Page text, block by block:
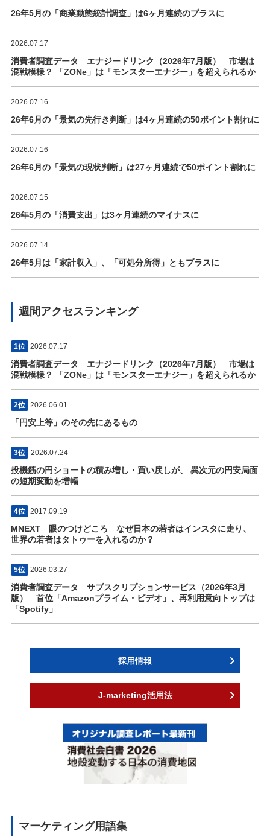
26年5月の「商業動態統計調査」は6ヶ月連続のプラスに
2026.07.17
消費者調査データ エナジードリンク（2026年7月版） 市場は
混戦模様？ 「ZONe」は「モンスターエナジー」を超えられるか
2026.07.16
26年6月の「景気の先行き判断」は4ヶ月連続の50ポイント割れに
2026.07.16
26年6月の「景気の現状判断」は27ヶ月連続で50ポイント割れに
2026.07.15
26年5月の「消費支出」は3ヶ月連続のマイナスに
2026.07.14
26年5月は「家計収入」、「可処分所得」ともプラスに
週間アクセスランキング
1位 2026.07.17
消費者調査データ エナジードリンク（2026年7月版） 市場は
混戦模様？ 「ZONe」は「モンスターエナジー」を超えられるか
2位 2026.06.01
「円安上等」のその先にあるもの
3位 2026.07.24
投機筋の円ショートの積み増し・買い戻しが、 異次元の円安局面
の短期変動を増幅
4位 2017.09.19
MNEXT 眼のつけどころ なぜ日本の若者はインスタに走り、
世界の若者はタトゥーを入れるのか？
5位 2026.03.27
消費者調査データ サブスクリプションサービス（2026年3月
版） 首位「Amazonプライム・ビデオ」、再利用意向トップは
「Spotify」
採用情報
J-marketing活用法
マーケティング用語集